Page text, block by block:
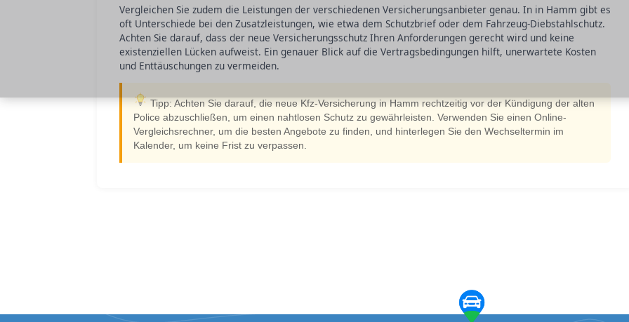
Vergleichen Sie zudem die Leistungen der verschiedenen Versicherungsanbieter genau. In in Hamm gibt es
oft Unterschiede bei den Zusatzleistungen, wie etwa dem Schutzbrief oder dem Fahrzeug-Diebstahlschutz.
Achten Sie darauf, dass der neue Versicherungsschutz Ihren Anforderungen gerecht wird und keine
existenziellen Lücken aufweist. Ein genauer Blick auf die Vertragsbedingungen hilft, unerwartete Kosten
und Enttäuschungen zu vermeiden.
Tipp: Achten Sie darauf, die neue Kfz-Versicherung in Hamm rechtzeitig vor der Kündigung der alten
Police abzuschließen, um einen nahtlosen Schutz zu gewährleisten. Verwenden Sie einen Online-
Vergleichsrechner, um die besten Angebote zu finden, und hinterlegen Sie den Wechseltermin im
Kalender, um keine Frist zu verpassen.